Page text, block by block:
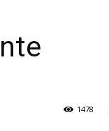
Político
1478